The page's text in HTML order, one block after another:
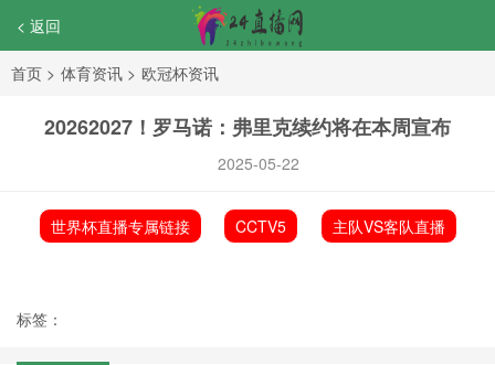
< 返回
首页 > 体育资讯 > 欧冠杯资讯
20262027！罗马诺：弗里克续约将在本周宣布
2025-05-22
世界杯直播专属链接 CCTV5 主队VS客队直播
标签：